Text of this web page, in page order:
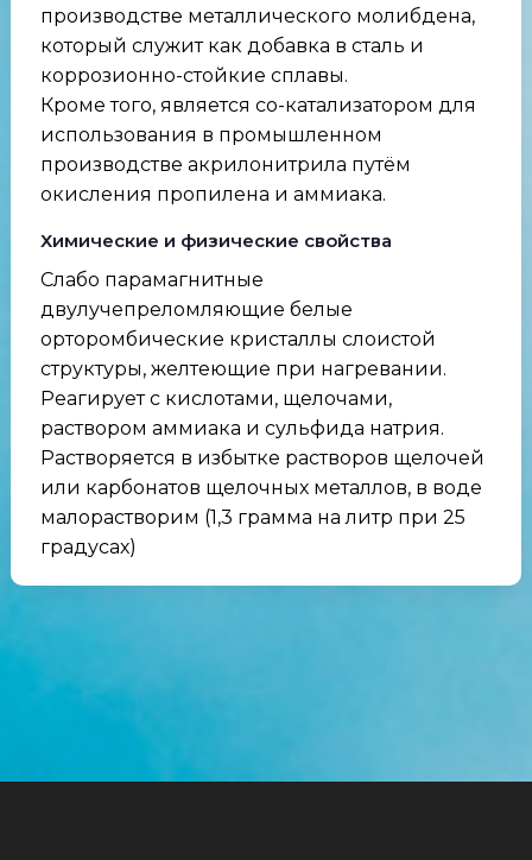
производстве металлического молибдена,
который служит как добавка в сталь и
коррозионно-стойкие сплавы.
Кроме того, является со-катализатором для
использования в промышленном
производстве акрилонитрила путём
окисления пропилена и аммиака.
Химические и физические свойства
Слабо парамагнитные
двулучепреломляющие белые
орторомбические кристаллы слоистой
структуры, желтеющие при нагревании.
Реагирует с кислотами, щелочами,
раствором аммиака и сульфида натрия.
Растворяется в избытке растворов щелочей
или карбонатов щелочных металлов, в воде
малорастворим (1,3 грамма на литр при 25
градусах)